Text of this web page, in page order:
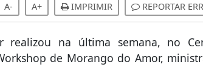
A- A+ IMPRIMIR REPORTAR
realizou na última semana, no
de Morango do Amor,